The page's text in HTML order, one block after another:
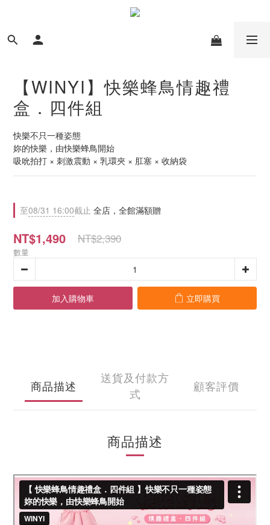
【WINYI】快樂蜂鳥情趣禮
盒．四件組
快樂不只一種姿態
妳的快樂，由快樂蜂鳥開始
吸吮拍打 × 刺激震動 × 乳環夾 × 肛塞 × 收納袋
至08/31 16:00截止 全店，全館滿額贈
NT$1,490 NT$2,390
數量
加入購物車 立即購買
商品描述
送貨及付款方
式
顧客評價
商品描述